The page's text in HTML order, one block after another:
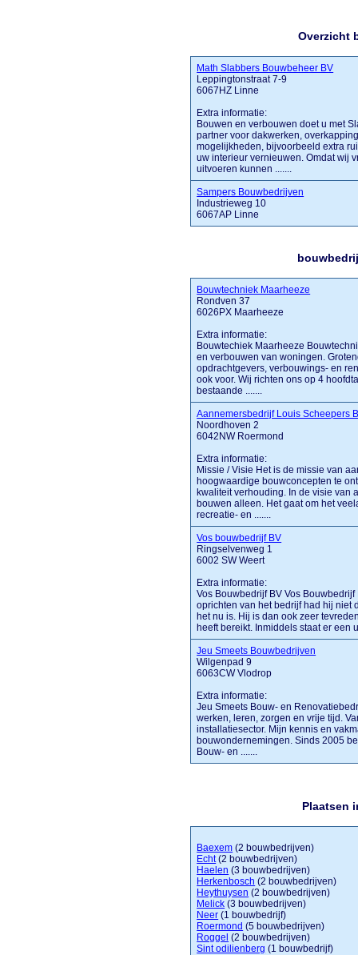
Overzicht
Math Slabbers Bouwbeheer BV
Leppingtonstraat 7-9
6067HZ Linne
Extra informatie:
Bouwen en verbouwen doet u met
partner voor dakwerken,
mogelijkheden, bijvoorbeeld extra
uw interieur vernieuwen. Omdat wij
uitvoeren kunnen .......
Sampers Bouwbedrijven
Industrieweg 10
6067AP Linne
Bouwtechniek Maarheeze
Rondven 37
6026PX Maarheeze
Extra informatie:
Bouwtechiek Maarheeze
en verbouwen van woningen.
opdrachtgevers, verbouwings- en
ook voor. Wij richten ons op 4
bestaande .......
Aannemersbedrijf Louis Scheepers
Noordhoven 2
6042NW Roermond
Extra informatie:
Missie / Visie Het is de missie van
hoogwaardige bouwconcepten te
kwaliteit verhouding. In de visie van
bouwen alleen. Het gaat om het
recreatie- en .......
Vos bouwbedrijf BV
Ringselvenweg 1
6002 SW Weert
Extra informatie:
Vos Bouwbedrijf BV Vos
oprichten van het bedrijf had hij niet
het nu is. Hij is dan ook zeer
heeft bereikt. Inmiddels staat er een
Jeu Smeets Bouwbedrijven
Wilgenpad 9
6063CW Vlodrop
Extra informatie:
Jeu Smeets Bouw- en
werken, leren, zorgen en vrije tijd.
installatiesector. Mijn kennis en
bouwondernemingen. Sinds 2005
Bouw- en .......
Plaatsen
Baexem (2 bouwbedrijven)
Echt(2 bouwbedrijven)
Haelen (3 bouwbedrijven)
Herkenbosch (2 bouwbedrijven)
Heythuysen (2 bouwbedrijven)
Melick (3 bouwbedrijven)
Neer (1 bouwbedrijf)
Roermond (5 bouwbedrijven)
Roggel (2 bouwbedrijven)
Sint odilienberg (1 bouwbedrijf)